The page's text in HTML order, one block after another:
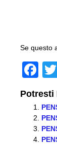
Se questo
F
c
e
b
Potresti